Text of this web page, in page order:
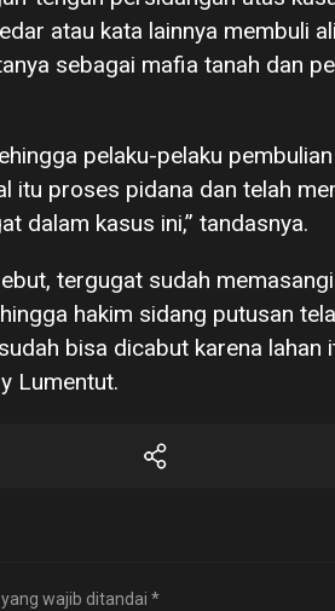
atau kata lainnya membuli
sebagai mafia tanah dan
pelaku-pelaku
itu proses pidana dan telah
dalam kasus ini,” tandasnya.
tergugat sudah
hakim sidang putusan
bisa dicabut karena lahan
Lumentut.
yang wajib ditandai *